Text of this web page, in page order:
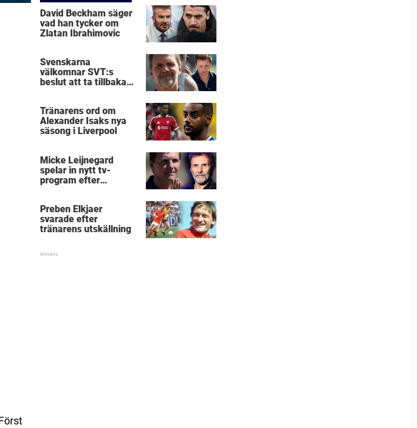
David Beckham säger
vad han tycker om
Zlatan Ibrahimovic
Svenskarna
välkomnar SVT:s
beslut att ta tillbaka
Tränarens ord om
Alexander Isaks nya
säsong i Liverpool
Micke Leijnegard
spelar in nytt tv-
program efter
Preben Elkjaer
svarade efter
tränarens utskällning